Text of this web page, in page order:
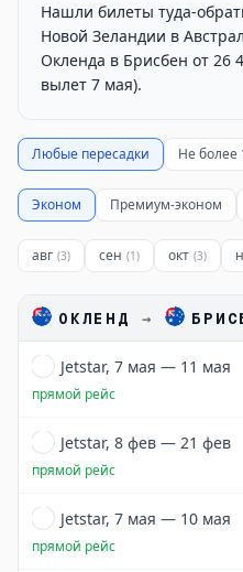
Нашли билеты туда-
Новой Зеландии в
Окленда в Брисбен от 26
вылет 7 мая).
Любые пересадки Не более
Эконом Премиум-эконом
авг (3) сен (1) окт (3)
ОКЛЕНД →
Jetstar, 7 мая — 11 мая
прямой рейс
Jetstar, 8 фев — 21 фев
прямой рейс
Jetstar, 7 мая — 10 мая
прямой рейс